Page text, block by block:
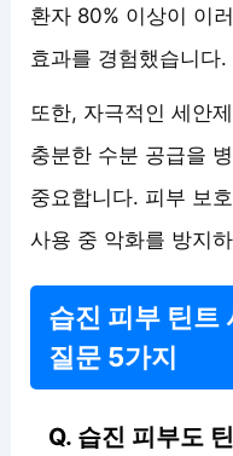
환자 80% 이상이 이
효과를 경험했습니다.
또한, 자극적인 세안
충분한 수분 공급을
중요합니다. 피부 보
사용 중 악화를 방지
습진 피부 틴트
질문 5가지
Q. 습진 피부도